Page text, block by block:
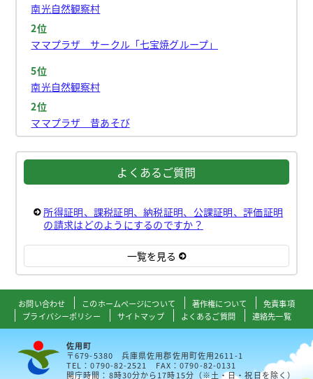
南光自然観察村
2位
ママプラザ サークル「七宝焼グループ」
5位
南光自然観察村
2位
ママプラザ 昔あそび
よくあるご質問
所得証明、課税証明、納税証明、公課証明、評価証明
の請求はどのようにするのですか？
一覧を見る
お問い合わせ このホームページについて 著作権について
免責事項
プライバシーポリシー
サイトマップ よくあるご質問 連絡先一覧
佐用町
〒679-5380 兵庫県佐用郡佐用町佐用2611-1
TEL：0790-82-2521 FAX：0790-82-0131
開庁時間：8時30分から17時15分（※土・日・祝日を除く）